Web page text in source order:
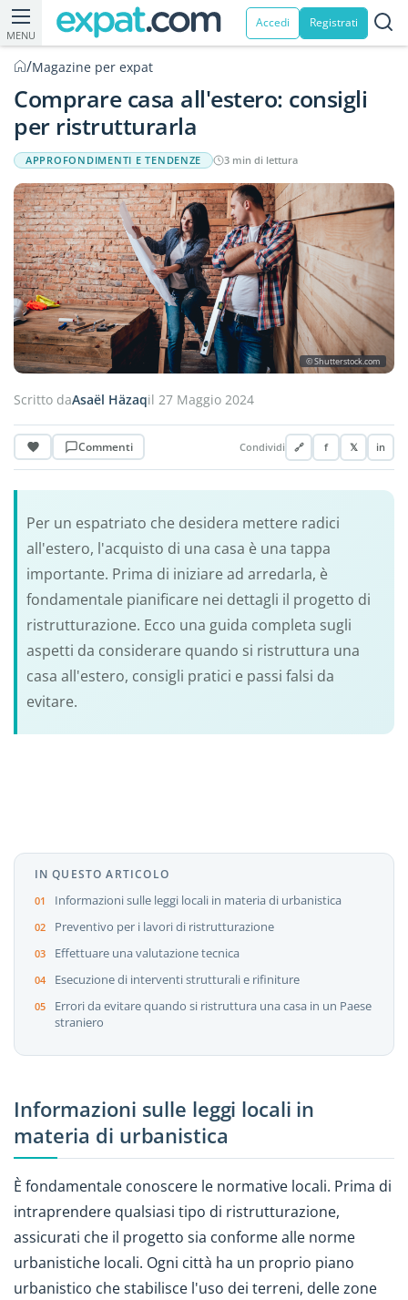
MENU
Accedi Registrati
/Magazine per expat
Comprare casa all'estero: consigli
per ristrutturarla
APPROFONDIMENTI E TENDENZE 3 min di lettura
© Shutterstock.com
Scritto daAsaël Häzaqil 27 Maggio 2024
Commenti Condividi 🔗 f 𝕏 in
Per un espatriato che desidera mettere radici
all'estero, l'acquisto di una casa è una tappa
importante. Prima di iniziare ad arredarla, è
fondamentale pianificare nei dettagli il progetto di
ristrutturazione. Ecco una guida completa sugli
aspetti da considerare quando si ristruttura una
casa all'estero, consigli pratici e passi falsi da
evitare.
IN QUESTO ARTICOLO
Informazioni sulle leggi locali in materia di urbanistica
Preventivo per i lavori di ristrutturazione
Effettuare una valutazione tecnica
Esecuzione di interventi strutturali e rifiniture
Errori da evitare quando si ristruttura una casa in un Paese
straniero
Informazioni sulle leggi locali in
materia di urbanistica
È fondamentale conoscere le normative locali. Prima di
intraprendere qualsiasi tipo di ristrutturazione,
assicurati che il progetto sia conforme alle norme
urbanistiche locali. Ogni città ha un proprio piano
urbanistico che stabilisce l'uso dei terreni, delle zone